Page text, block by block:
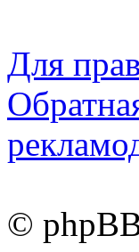
Для
©